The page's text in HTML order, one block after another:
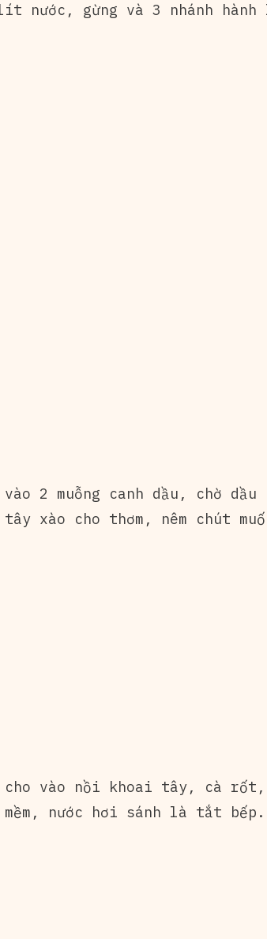
nước, gừng và 3 nhánh
2 muỗng canh dầu, chờ
xào cho thơm, nêm chút
vào nồi khoai tây, cà
nước hơi sánh là tắt bếp.